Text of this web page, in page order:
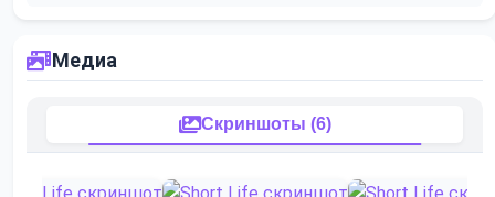
Медиа
Скриншоты (6)